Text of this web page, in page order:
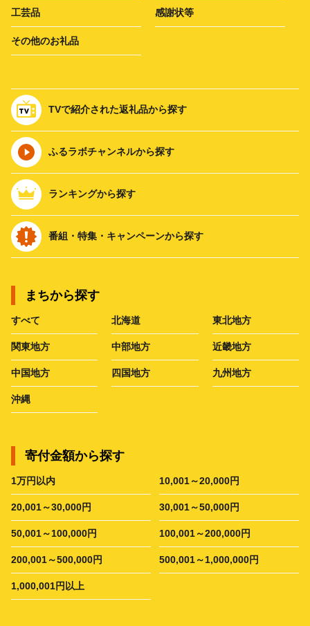
工芸品 感謝状等
その他のお礼品
TVで紹介された返礼品から探す
ふるラボチャンネルから探す
ランキングから探す
番組・特集・キャンペーンから探す
まちから探す
すべて 北海道 東北地方
関東地方 中部地方 近畿地方
中国地方 四国地方 九州地方
沖縄
寄付金額から探す
1万円以内 10,001～20,000円
20,001～30,000円 30,001～50,000円
50,001～100,000円 100,001～200,000円
200,001～500,000円 500,001～1,000,000円
1,000,001円以上